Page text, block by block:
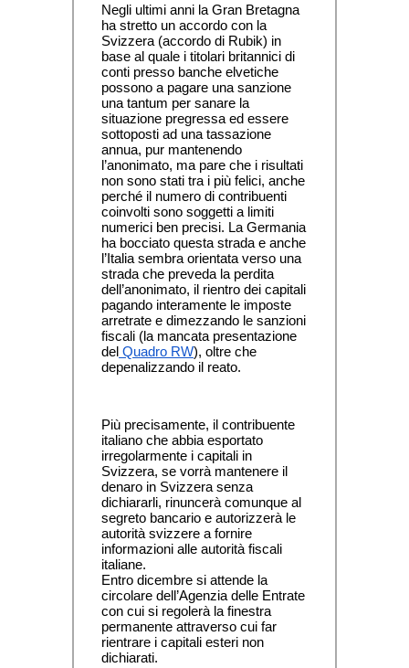
Negli ultimi anni la Gran Bretagna
ha stretto un accordo con la
Svizzera (accordo di Rubik) in
base al quale i titolari britannici di
conti presso banche elvetiche
possono a pagare una sanzione
una tantum per sanare la
situazione pregressa ed essere
sottoposti ad una tassazione
annua, pur mantenendo
l’anonimato, ma pare che i risultati
non sono stati tra i più felici, anche
perché il numero di contribuenti
coinvolti sono soggetti a limiti
numerici ben precisi. La Germania
ha bocciato questa strada e anche
l’Italia sembra orientata verso una
strada che preveda la perdita
dell’anonimato, il rientro dei capitali
pagando interamente le imposte
arretrate e dimezzando le sanzioni
fiscali (la mancata presentazione
del Quadro RW), oltre che
depenalizzando il reato.
Più precisamente, il contribuente
italiano che abbia esportato
irregolarmente i capitali in
Svizzera, se vorrà mantenere il
denaro in Svizzera senza
dichiararli, rinuncerà comunque al
segreto bancario e autorizzerà le
autorità svizzere a fornire
informazioni alle autorità fiscali
italiane.
Entro dicembre si attende la
circolare dell’Agenzia delle Entrate
con cui si regolerà la finestra
permanente attraverso cui far
rientrare i capitali esteri non
dichiarati.